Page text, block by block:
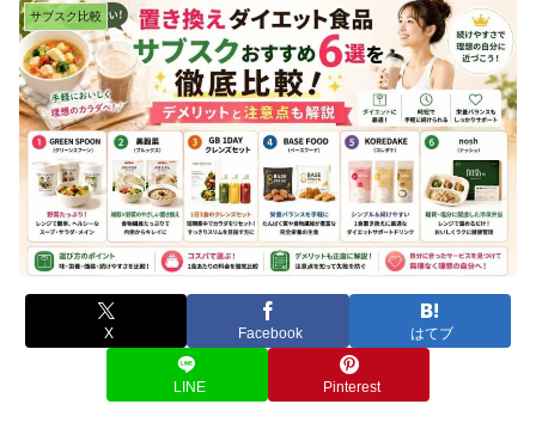
サブスク比較
X Facebook はてブ
LINE Pinterest